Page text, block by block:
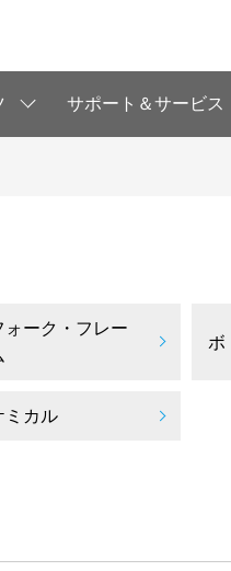
サポート＆サービス
ォーク・フレー
ボ
ミカル